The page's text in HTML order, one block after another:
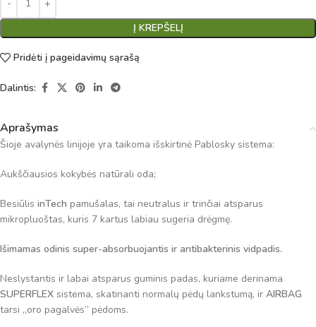
Į KREPŠELĮ
Pridėti į pageidavimų sąrašą
Dalintis:
Aprašymas
Šioje avalynės linijoje yra taikoma išskirtinė Pablosky sistema:
Aukščiausios kokybės natūrali oda;
Besiūlis inTech pamušalas, tai neutralus ir trinčiai atsparus
mikropluoštas, kuris 7 kartus labiau sugeria drėgmę.
Išimamas odinis super-absorbuojantis ir antibakterinis vidpadis.
Neslystantis ir labai atsparus guminis padas, kuriame derinama
SUPERFLEX sistema, skatinanti normalų pėdų lankstumą, ir AIRBAG
tarsi „oro pagalvės” pėdoms.